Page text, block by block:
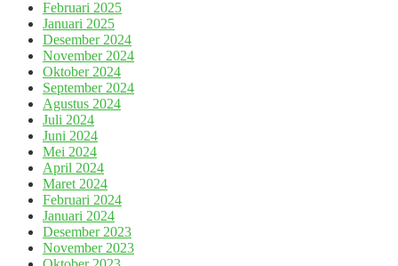
Februari 2025
Januari 2025
Desember 2024
November 2024
Oktober 2024
September 2024
Agustus 2024
Juli 2024
Juni 2024
Mei 2024
April 2024
Maret 2024
Februari 2024
Januari 2024
Desember 2023
November 2023